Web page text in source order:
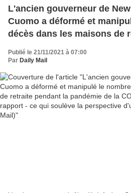
L'ancien gouverneur de
Cuomo a déformé et
décès dans les maisons de
pandémie de la COVID,
rapport - ce qui soulève la
Publié le 21/11/2021 à 07:00
Par Daily Mail